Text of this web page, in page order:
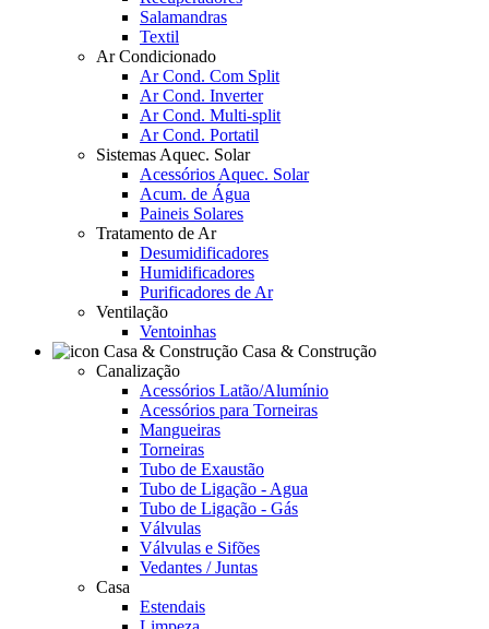
Salamandras
Textil
Ar Condicionado
Ar Cond. Com Split
Ar Cond. Inverter
Ar Cond. Multi-split
Ar Cond. Portatil
Sistemas Aquec. Solar
Acessórios Aquec. Solar
Acum. de Água
Paineis Solares
Tratamento de Ar
Desumidificadores
Humidificadores
Purificadores de Ar
Ventilação
Ventoinhas
Casa & Construção
Canalização
Acessórios Latão/Alumínio
Acessórios para Torneiras
Mangueiras
Torneiras
Tubo de Exaustão
Tubo de Ligação - Agua
Tubo de Ligação - Gás
Válvulas
Válvulas e Sifões
Vedantes / Juntas
Casa
Estendais